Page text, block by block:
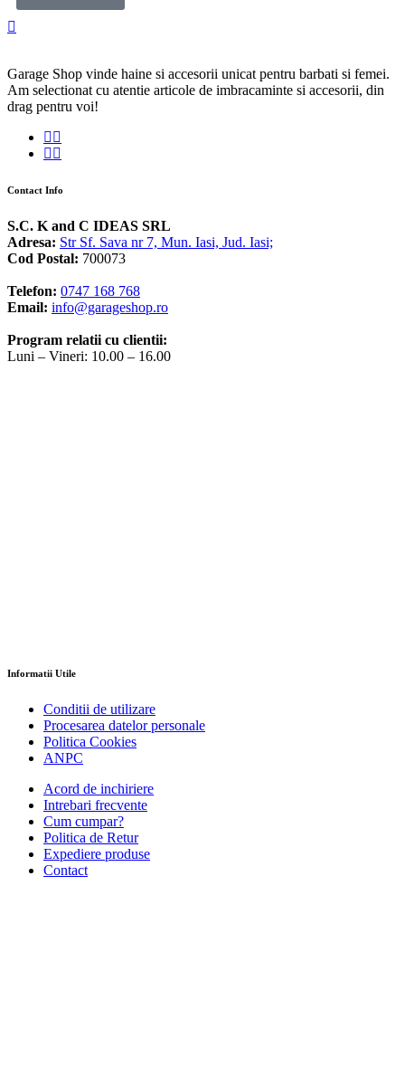
Garage Shop vinde haine si accesorii unicat pentru barbati si femei.
Am selectionat cu atentie articole de imbracaminte si accesorii, din
drag pentru voi!
Contact Info
S.C. K and C IDEAS SRL
Adresa: Str Sf. Sava nr 7, Mun. Iasi, Jud. Iasi;
Cod Postal: 700073
Telefon: 0747 168 768
Email: info@garageshop.ro
Program relatii cu clientii:
Luni – Vineri: 10.00 – 16.00
Informatii Utile
Conditii de utilizare
Procesarea datelor personale
Politica Cookies
ANPC
Acord de inchiriere
Intrebari frecvente
Cum cumpar?
Politica de Retur
Expediere produse
Contact